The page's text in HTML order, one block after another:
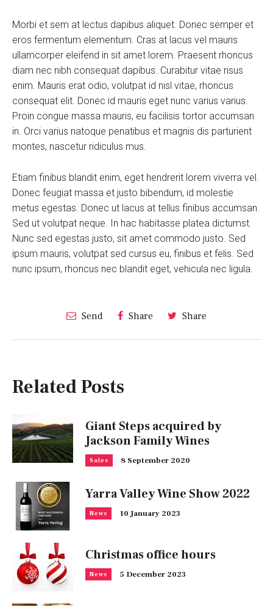
Morbi et sem at lectus dapibus aliquet. Donec semper et
eros fermentum elementum. Cras at lacus vel mauris
ullamcorper eleifend in sit amet lorem. Praesent rhoncus
diam nec nibh consequat dapibus. Curabitur vitae risus
enim. Mauris erat odio, volutpat id nisl vitae, rhoncus
consequat elit. Donec id mauris eget nunc varius varius.
Proin congue massa mauris, eu facilisis tortor accumsan
in. Orci varius natoque penatibus et magnis dis parturient
montes, nascetur ridiculus mus.
Etiam finibus blandit enim, eget hendrerit lorem viverra vel.
Donec feugiat massa et justo bibendum, id molestie
metus egestas. Donec ut lacus at tellus finibus accumsan.
Sed ut volutpat neque. In hac habitasse platea dictumst.
Nunc sed egestas justo, sit amet commodo justo. Sed
ipsum mauris, volutpat sed cursus eu, finibus et felis. Sed
nunc ipsum, rhoncus nec blandit eget, vehicula nec ligula.
Send Share Share
Related Posts
Giant Steps acquired by
Jackson Family Wines
Sales 8 September 2020
Yarra Valley Wine Show 2022
News 10 January 2023
Christmas office hours
News 5 December 2023